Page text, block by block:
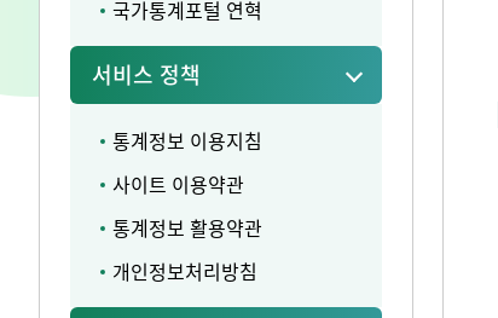
국가통계포털 연혁
서비스 정책
통계정보 이용지침
사이트 이용약관
통계정보 활용약관
개인정보처리방침